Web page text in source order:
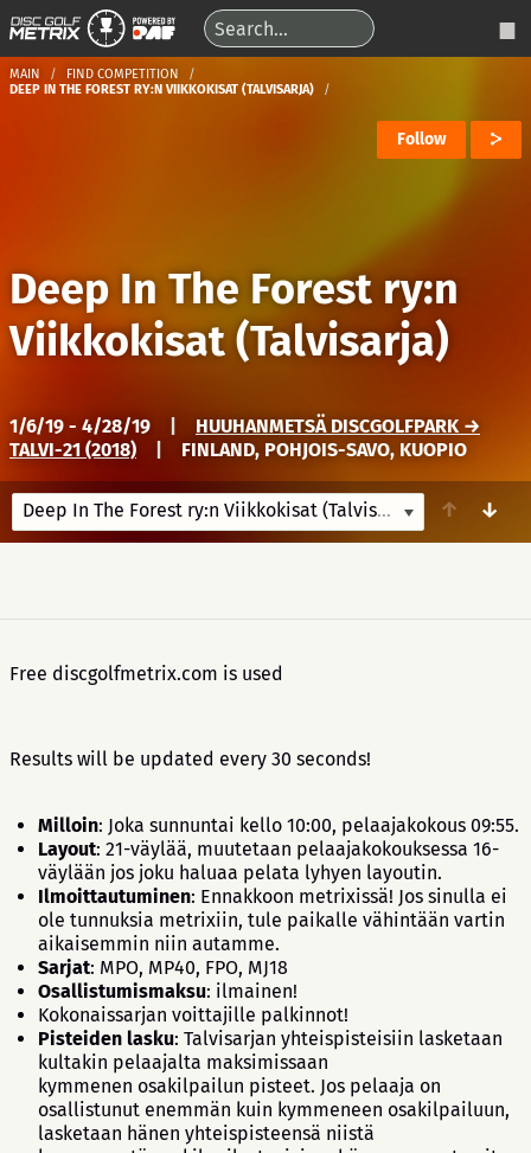
MAIN
FIND COMPETITION
DEEP IN THE FOREST RY:N VIIKKOKISAT (TALVISARJA)
Follow
Deep In The Forest ry:n
Viikkokisat (Talvisarja)
1/6/19 - 4/28/19
HUUHANMETSÄ DISCGOLFPARK →
TALVI-21 (2018)
FINLAND, POHJOIS-SAVO, KUOPIO
Deep In The Forest ry:n Viikkokisat (Talvisarja) 1/6/19-4/
↑ ↓
Free discgolfmetrix.com is used
Results will be updated every 30 seconds!
Milloin: Joka sunnuntai kello 10:00, pelaajakokous 09:55.
Layout: 21-väylää, muutetaan pelaajakokouksessa 16-
väylään jos joku haluaa pelata lyhyen layoutin.
Ilmoittautuminen: Ennakkoon metrixissä! Jos sinulla ei
ole tunnuksia metrixiin, tule paikalle vähintään vartin
aikaisemmin niin autamme.
Sarjat: MPO, MP40, FPO, MJ18
Osallistumismaksu: ilmainen!
Kokonaissarjan voittajille palkinnot!
Pisteiden lasku: Talvisarjan yhteispisteisiin lasketaan
kultakin pelaajalta maksimissaan
kymmenen osakilpailun pisteet. Jos pelaaja on
osallistunut enemmän kuin kymmeneen osakilpailuun,
lasketaan hänen yhteispisteensä niistä